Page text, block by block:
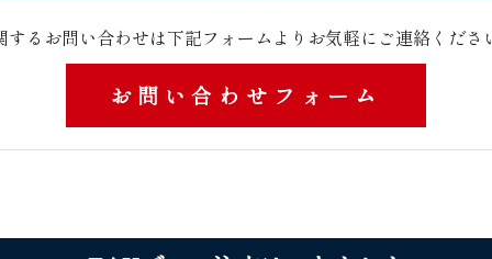
するお問い合わせは下記フォームよりお気軽にご連絡くださ
お問い合わせフォーム